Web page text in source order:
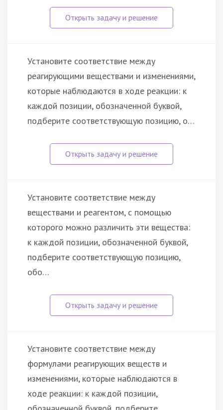
Установите соответствие между
реагирующими веществами и изменениями,
которые наблюдаются в ходе реакции: к
каждой позиции, обозначенной буквой,
подберите соответствующую позицию, о…
Установите соответствие между
веществами и реагентом, с помощью
которого можно различить эти вещества:
к каждой позиции, обозначенной буквой,
подберите соответствующую позицию,
обо…
Установите соответствие между
формулами реагирующих веществ и
изменениями, которые наблюдаются в
ходе реакции: к каждой позиции,